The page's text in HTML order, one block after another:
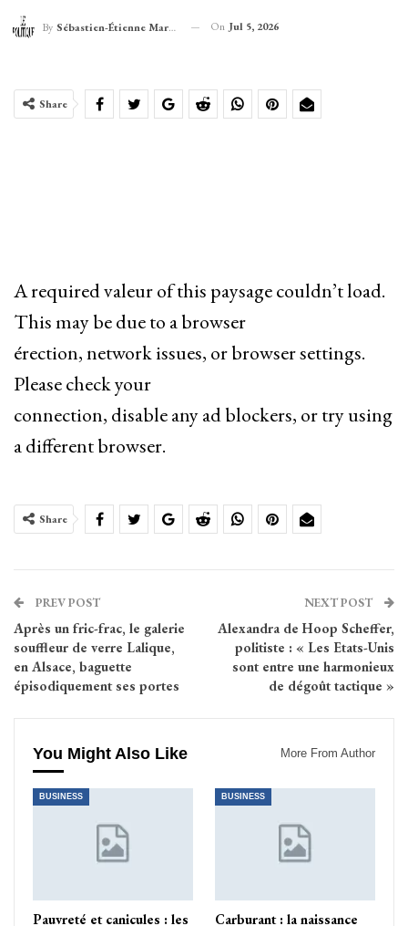
By Sébastien-Étienne Marechal On Jul 5, 2026
Share
A required valeur of this paysage couldn’t load.
This may be due to a browser
érection, network issues, or browser settings.
Please check your
connection, disable any ad blockers, or try using
a different browser.
Share
PREV POST
Après un fric-frac, le galerie
souffleur de verre Lalique,
en Alsace, baguette
épisodiquement ses portes
NEXT POST
Alexandra de Hoop Scheffer,
politiste : « Les Etats-Unis
sont entre une harmonieux
de dégoût tactique »
You Might Also Like More From Author
BUSINESS
Pauvreté et canicules : les
BUSINESS
Carburant : la naissance